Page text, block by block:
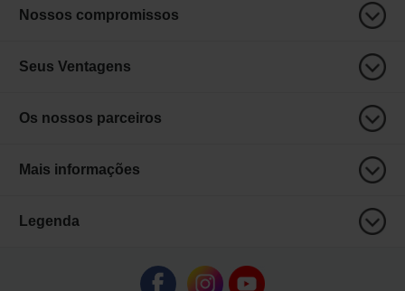
Nossos compromissos
Seus Ventagens
Os nossos parceiros
Mais informações
Legenda